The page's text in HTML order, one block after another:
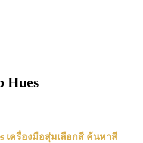
Hues
เครื่องมือสุ่มเลือกสี ค้นหาสี